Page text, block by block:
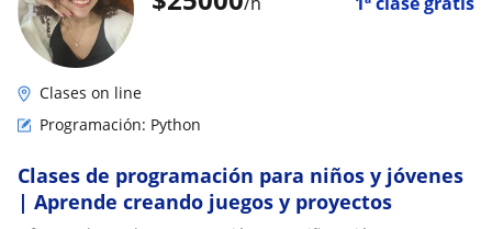
Clases on line
Programación: Python
Clases de programación para niños y jóvenes
| Aprende creando juegos y proyectos